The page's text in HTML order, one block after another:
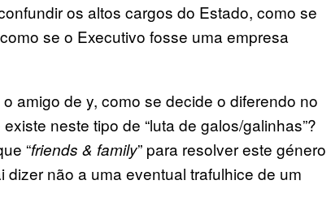
os altos cargos do Estado, como se
se o Executivo fosse uma empresa
amigo de y, como se decide o diferendo no
neste tipo de “luta de galos/galinhas”?
“friends & family” para resolver este género
não a uma eventual trafulhice de um